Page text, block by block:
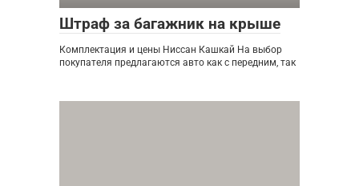
Штраф за багажник на крыше
Комплектация и цены Ниссан Кашкай На выбор
покупателя предлагаются авто как с передним, так